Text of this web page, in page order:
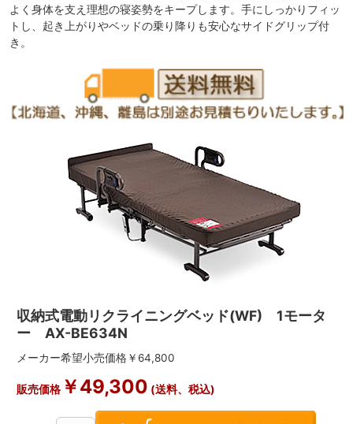
よく身体を支え理想の寝姿勢をキープします。手にしっかりフィッ
トし、起き上がりやベッドの乗り降りも安心なサイドグリップ付
き。
収納式電動リクライニングベッド(WF) 1モータ
ー AX-BE634N
メーカー希望小売価格￥64,800
販売価格￥49,300 (送料、税込)